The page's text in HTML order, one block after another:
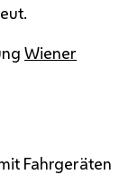
Wiener
Fahrgeräten